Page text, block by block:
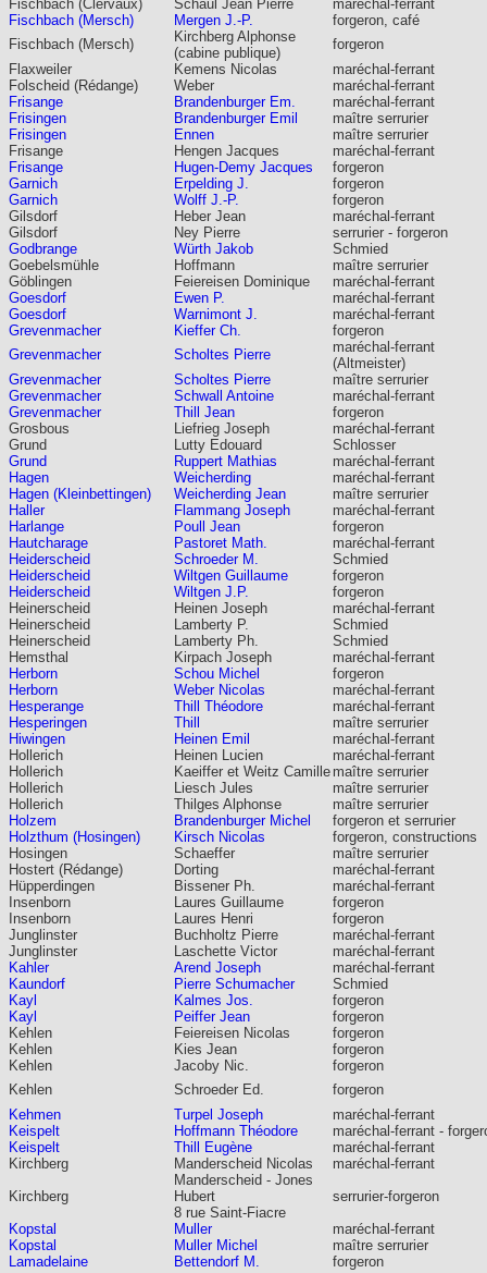
Fischbach (Clervaux) Schaul Jean Pierre
maréchal-ferrant
Fischbach (Mersch)
Mergen J.-P.
forgeron, café
Fischbach (Mersch)
Kirchberg Alphonse
(cabine publique)
forgeron
Flaxweiler
Kemens Nicolas
maréchal-ferrant
Folscheid (Rédange)
Weber
maréchal-ferrant
Frisange
Brandenburger Em.
maréchal-ferrant
Frisingen
Brandenburger Emil
maître serrurier
Frisingen
Ennen
maître serrurier
Frisange
Hengen Jacques
maréchal-ferrant
Frisange
Hugen-Demy Jacques
forgeron
Garnich
Erpelding J.
forgeron
Garnich
Wolff J.-P.
forgeron
Gilsdorf
Heber Jean
maréchal-ferrant
Gilsdorf
Ney Pierre
serrurier - forgeron
Godbrange
Würth Jakob
Schmied
Goebelsmühle
Hoffmann
maître serrurier
Göblingen
Feiereisen Dominique
maréchal-ferrant
Goesdorf
Ewen P.
maréchal-ferrant
Goesdorf
Warnimont J.
maréchal-ferrant
Grevenmacher
Kieffer Ch.
forgeron
Grevenmacher
Scholtes Pierre
maréchal-ferrant
(Altmeister)
Grevenmacher
Scholtes Pierre
maître serrurier
Grevenmacher
Schwall Antoine
maréchal-ferrant
Grevenmacher
Thill Jean
forgeron
Grosbous
Liefrieg Joseph
maréchal-ferrant
Grund
Lutty Edouard
Schlosser
Grund
Ruppert Mathias
maréchal-ferrant
Hagen
Weicherding
maréchal-ferrant
Hagen (Kleinbettingen)
Weicherding Jean
maître serrurier
Haller
Flammang Joseph
maréchal-ferrant
Harlange
Poull Jean
forgeron
Hautcharage
Pastoret Math.
maréchal-ferrant
Heiderscheid
Schroeder M.
Schmied
Heiderscheid
Wiltgen Guillaume
forgeron
Heiderscheid
Wiltgen J.P.
forgeron
Heinerscheid
Heinen Joseph
maréchal-ferrant
Heinerscheid
Lamberty P.
Schmied
Heinerscheid
Lamberty Ph.
Schmied
Hemsthal
Kirpach Joseph
maréchal-ferrant
Herborn
Schou Michel
forgeron
Herborn
Weber Nicolas
maréchal-ferrant
Hesperange
Thill Théodore
maréchal-ferrant
Hesperingen
Thill
maître serrurier
Hiwingen
Heinen Emil
maréchal-ferrant
Hollerich
Heinen Lucien
maréchal-ferrant
Hollerich
Kaeiffer et Weitz Camille maître serrurier
Hollerich
Liesch Jules
maître serrurier
Hollerich
Thilges Alphonse
maître serrurier
Holzem
Brandenburger Michel
forgeron et serrurier
Holzthum (Hosingen)
Kirsch Nicolas
forgeron, constructions
Hosingen
Schaeffer
maître serrurier
Hostert (Rédange)
Dorting
maréchal-ferrant
Hüpperdingen
Bissener Ph.
maréchal-ferrant
Insenborn
Laures Guillaume
forgeron
Insenborn
Laures Henri
forgeron
Junglinster
Buchholtz Pierre
maréchal-ferrant
Junglinster
Laschette Victor
maréchal-ferrant
Kahler
Arend Joseph
maréchal-ferrant
Kaundorf
Pierre Schumacher
Schmied
Kayl
Kalmes Jos.
forgeron
Kayl
Peiffer Jean
forgeron
Kehlen
Feiereisen Nicolas
forgeron
Kehlen
Kies Jean
forgeron
Kehlen
Jacoby Nic.
forgeron
Kehlen
Schroeder Ed.
forgeron
Kehmen
Turpel Joseph
maréchal-ferrant
Keispelt
Hoffmann Théodore
maréchal-ferrant -
Keispelt
Thill Eugène
maréchal-ferrant
Kirchberg
Manderscheid Nicolas
maréchal-ferrant
Kirchberg
Manderscheid - Jones
Hubert
8 rue Saint-Fiacre
serrurier-forgeron
Kopstal
Muller
maréchal-ferrant
Kopstal
Muller Michel
maître serrurier
Lamadelaine
Bettendorf M.
forgeron